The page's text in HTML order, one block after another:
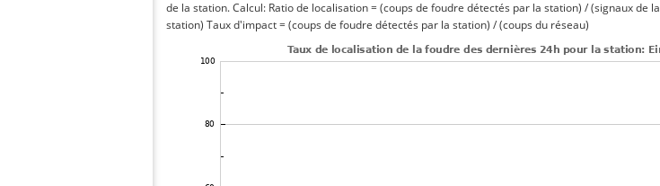
de la station. Calcul: Ratio de localisation = (coups de foudre détectés par la station) / (signaux de la
station) Taux d'impact = (coups de foudre détectés par la station) / (coups du réseau)